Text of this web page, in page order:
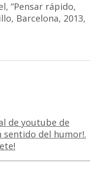
“Pensar rápido,
Barcelona, 2013,